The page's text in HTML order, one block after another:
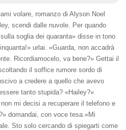
volare, romanzo di Alyson Noel
scendi dalle nuvole. Per quando
soglia dei quaranta» disse in tono
urlai. «Guarda, non accadrà
Ricordiamocelo, va bene?» Gettai il
il soffice rumore sordo di
a credere a quello che avevo
tanto stupida? «Hailey?»
mi decisi a recuperare il telefono e
domandai, con voce tesa.«Mi
Sto solo cercando di spiegarti come